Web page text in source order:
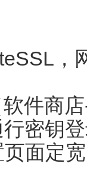
，
件商
密钥
面定宽